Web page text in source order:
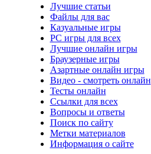
Лучшие статьи
Файлы для вас
Казуальные игры
PC игры для всех
Лучшие онлайн игры
Браузерные игры
Азартные онлайн игры
Видео - смотреть онлайн
Тесты онлайн
Ссылки для всех
Вопросы и ответы
Поиск по сайту
Метки материалов
Информация о сайте